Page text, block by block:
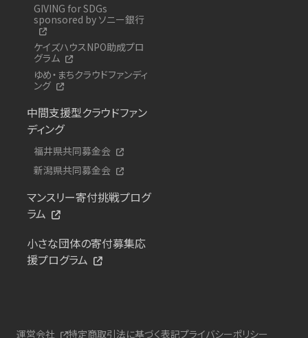
GIVING for SDGs
sponsored by ソニー銀行
ケイズハウスNPO助成プロ
グラム
ゆめ・まちクラウドファンディ
ング
中間支援型クラウドファン
ディング
福井県共同募金会
新潟県共同募金会
マンスリー寄付挑戦プログ
ラム
小さな団体の寄付募集応
援プログラム
運営会社 特定商取引法に基づく表記プライバシーポリシー